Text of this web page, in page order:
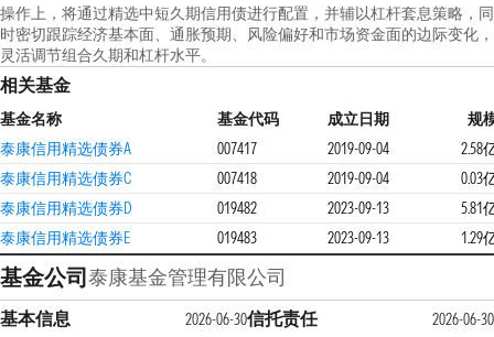
操作上，将通过精选中短久期信用债进行配置，并辅以杠杆套息策略，同
时密切跟踪经济基本面、通胀预期、风险偏好和市场资金面的边际变化，
灵活调节组合久期和杠杆水平。
相关基金
基金名称 基金代码 成立日期
规
泰康信用精选债券A
007417 2019-09-04
2.58
泰康信用精选债券C
007418 2019-09-04
0.03
泰康信用精选债券D
019482 2023-09-13
5.81
泰康信用精选债券E
019483 2023-09-13 1.29
基金公司泰康基金管理有限公司
基本信息 2026-06-30信托责任 2026-06-30